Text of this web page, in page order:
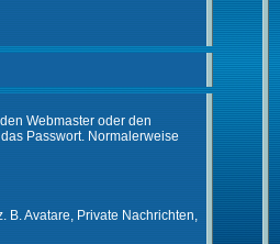
Webmaster oder den
Passwort. Normalerweise
B. Avatare, Private Nachrichten,